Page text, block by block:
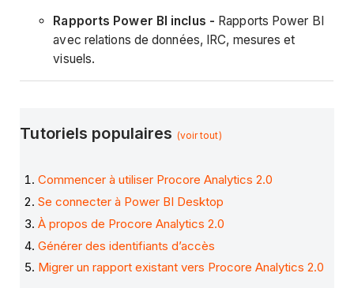
Rapports Power BI inclus - Rapports Power BI
avec relations de données, IRC, mesures et
visuels.
Tutoriels populaires (voir tout)
Commencer à utiliser Procore Analytics 2.0
Se connecter à Power BI Desktop
À propos de Procore Analytics 2.0
Générer des identifiants d’accès
Migrer un rapport existant vers Procore Analytics 2.0